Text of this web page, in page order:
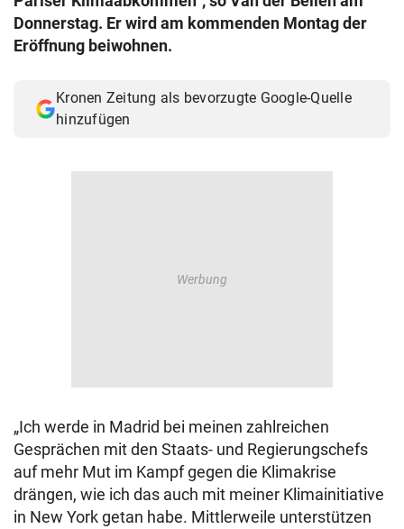
Donnerstag. Er wird am kommenden Montag der
Eröffnung beiwohnen.
Kronen Zeitung als bevorzugte Google-Quelle
hinzufügen
„Ich werde in Madrid bei meinen zahlreichen
Gesprächen mit den Staats- und Regierungschefs
auf mehr Mut im Kampf gegen die Klimakrise
drängen, wie ich das auch mit meiner Klimainitiative
in New York getan habe. Mittlerweile unterstützen